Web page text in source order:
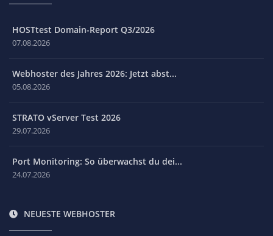
HOSTtest Domain-Report Q3/2026
07.08.2026
Webhoster des Jahres 2026: Jetzt abst...
05.08.2026
STRATO vServer Test 2026
29.07.2026
Port Monitoring: So überwachst du dei...
24.07.2026
NEUESTE WEBHOSTER